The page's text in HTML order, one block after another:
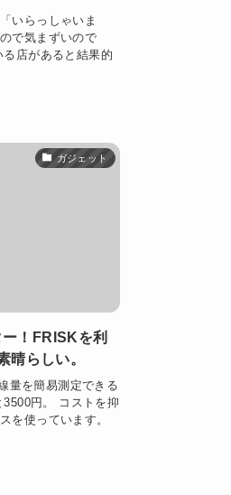
いらっしゃいま
で気まずいので
店があると結果的
ガジェット
！FRISKを利
晴らしい。
量を簡易測定できる
円。 コストを抑
を使っています。